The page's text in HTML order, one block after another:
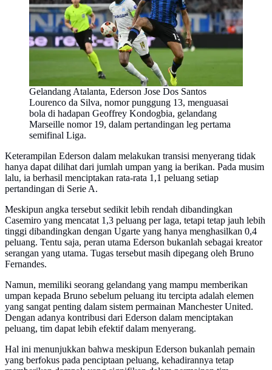
Gelandang Atalanta, Ederson Jose Dos Santos
Lourenco da Silva, nomor punggung 13, menguasai
bola di hadapan Geoffrey Kondogbia, gelandang
Marseille nomor 19, dalam pertandingan leg pertama
semifinal Liga.
Keterampilan Ederson dalam melakukan transisi menyerang tidak
hanya dapat dilihat dari jumlah umpan yang ia berikan. Pada musim
lalu, ia berhasil menciptakan rata-rata 1,1 peluang setiap
pertandingan di Serie A.
Meskipun angka tersebut sedikit lebih rendah dibandingkan
Casemiro yang mencatat 1,3 peluang per laga, tetapi tetap jauh lebih
tinggi dibandingkan dengan Ugarte yang hanya menghasilkan 0,4
peluang. Tentu saja, peran utama Ederson bukanlah sebagai kreator
serangan yang utama. Tugas tersebut masih dipegang oleh Bruno
Fernandes.
Namun, memiliki seorang gelandang yang mampu memberikan
umpan kepada Bruno sebelum peluang itu tercipta adalah elemen
yang sangat penting dalam sistem permainan Manchester United.
Dengan adanya kontribusi dari Ederson dalam menciptakan
peluang, tim dapat lebih efektif dalam menyerang.
Hal ini menunjukkan bahwa meskipun Ederson bukanlah pemain
yang berfokus pada penciptaan peluang, kehadirannya tetap